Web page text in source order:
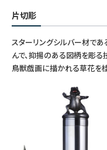
片切彫
スターリングシルバー材で
んで、抑揚のある図柄を彫る
鳥獣戯画に描かれる草花を